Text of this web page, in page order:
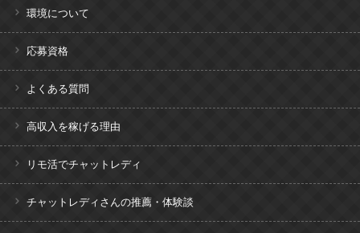
環境について
応募資格
よくある質問
高収入を稼げる理由
リモ活でチャットレディ
チャットレディさんの推薦・体験談